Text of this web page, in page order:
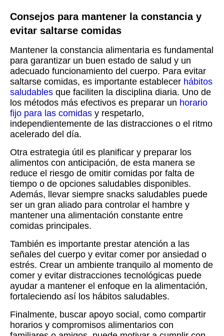
Consejos para mantener la constancia y
evitar saltarse comidas
Mantener la constancia alimentaria es fundamental
para garantizar un buen estado de salud y un
adecuado funcionamiento del cuerpo. Para evitar
saltarse comidas, es importante establecer hábitos
saludables que faciliten la disciplina diaria. Uno de
los métodos más efectivos es preparar un horario
fijo para las comidas y respetarlo,
independientemente de las distracciones o el ritmo
acelerado del día.
Otra estrategia útil es planificar y preparar los
alimentos con anticipación, de esta manera se
reduce el riesgo de omitir comidas por falta de
tiempo o de opciones saludables disponibles.
Además, llevar siempre snacks saludables puede
ser un gran aliado para controlar el hambre y
mantener una alimentación constante entre
comidas principales.
También es importante prestar atención a las
señales del cuerpo y evitar comer por ansiedad o
estrés. Crear un ambiente tranquilo al momento de
comer y evitar distracciones tecnológicas puede
ayudar a mantener el enfoque en la alimentación,
fortaleciendo así los hábitos saludables.
Finalmente, buscar apoyo social, como compartir
horarios y compromisos alimentarios con